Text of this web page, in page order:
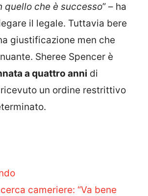
quello che è successo” – ha
il legale. Tuttavia bere
giustificazione men che
Sheree Spencer è
a quattro anni di
un ordine restrittivo
cerca cameriere: “Va bene